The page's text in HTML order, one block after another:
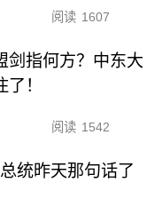
阅读 1607
剑指何方？中东大
！
阅读 1542
统昨天那句话了